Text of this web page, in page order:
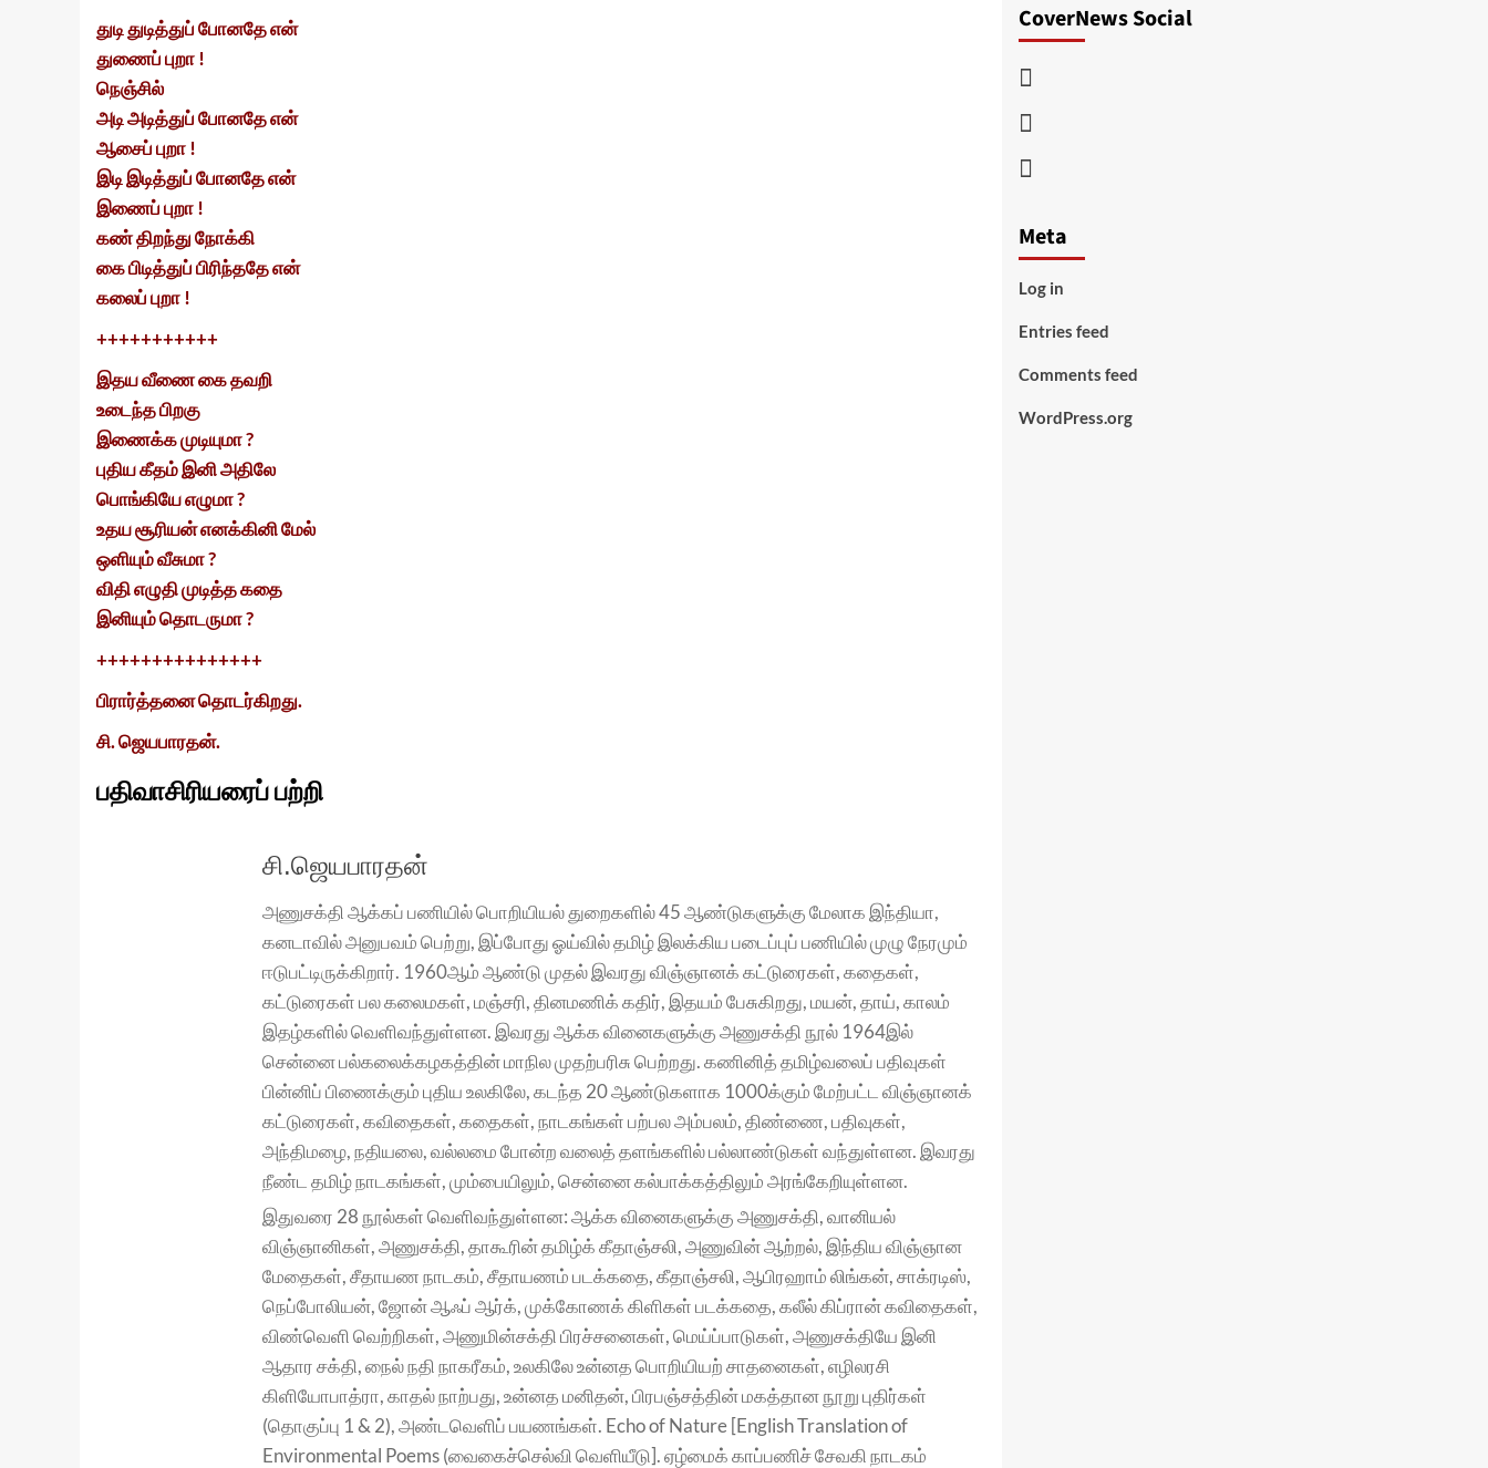
துடி துடித்துப் போனதே என்
துணைப் புறா !
நெஞ்சில்
அடி அடித்துப் போனதே என்
ஆசைப் புறா !
இடி இடித்துப் போனதே என்
இணைப் புறா !
கண் திறந்து நோக்கி
கை பிடித்துப் பிரிந்ததே என்
கலைப் புறா !
+++++++++++
இதய வீணை கை தவறி
உடைந்த பிறகு
இணைக்க முடியுமா ?
புதிய கீதம் இனி அதிலே
பொங்கியே எழுமா ?
உதய சூரியன் எனக்கினி மேல்
ஒளியும் வீசுமா ?
விதி எழுதி முடித்த கதை
இனியும் தொடருமா ?
+++++++++++++++
பிரார்த்தனை தொடர்கிறது.
சி. ஜெயபாரதன்.
பதிவாசிரியரைப் பற்றி
சி.ஜெயபாரதன்
அணுசக்தி ஆக்கப் பணியில் பொறியியல் துறைகளில் 45 ஆண்டுகளுக்கு மேலாக இந்தியா,
கனடாவில் அனுபவம் பெற்று, இப்போது ஓய்வில் தமிழ் இலக்கிய படைப்புப் பணியில் முழு நேரமும்
ஈடுபட்டிருக்கிறார். 1960ஆம் ஆண்டு முதல் இவரது விஞ்ஞானக் கட்டுரைகள், கதைகள்,
கட்டுரைகள் பல கலைமகள், மஞ்சரி, தினமணிக் கதிர், இதயம் பேசுகிறது, மயன், தாய், காலம்
இதழ்களில் வெளிவந்துள்ளன. இவரது ஆக்க வினைகளுக்கு அணுசக்தி நூல் 1964இல்
சென்னை பல்கலைக்கழகத்தின் மாநில முதற்பரிசு பெற்றது. கணினித் தமிழ்வலைப் பதிவுகள்
பின்னிப் பிணைக்கும் புதிய உலகிலே, கடந்த 20 ஆண்டுகளாக 1000க்கும் மேற்பட்ட விஞ்ஞானக்
கட்டுரைகள், கவிதைகள், கதைகள், நாடகங்கள் பற்பல அம்பலம், திண்ணை, பதிவுகள்,
அந்திமழை, நதியலை, வல்லமை போன்ற வலைத் தளங்களில் பல்லாண்டுகள் வந்துள்ளன. இவரது
நீண்ட தமிழ் நாடகங்கள், மும்பையிலும், சென்னை கல்பாக்கத்திலும் அரங்கேறியுள்ளன.
இதுவரை 28 நூல்கள் வெளிவந்துள்ளன: ஆக்க வினைகளுக்கு அணுசக்தி, வானியல்
விஞ்ஞானிகள், அணுசக்தி, தாகூரின் தமிழ்க் கீதாஞ்சலி, அணுவின் ஆற்றல், இந்திய விஞ்ஞான
மேதைகள், சீதாயண நாடகம், சீதாயணம் படக்கதை, கீதாஞ்சலி, ஆபிரஹாம் லிங்கன், சாக்ரடிஸ்,
நெப்போலியன், ஜோன் ஆஃப் ஆர்க், முக்கோணக் கிளிகள் படக்கதை, கலீல் கிப்ரான் கவிதைகள்,
விண்வெளி வெற்றிகள், அணுமின்சக்தி பிரச்சனைகள், மெய்ப்பாடுகள், அணுசக்தியே இனி
ஆதார சக்தி, நைல் நதி நாகரீகம், உலகிலே உன்னத பொறியியற் சாதனைகள், எழிலரசி
கிளியோபாத்ரா, காதல் நாற்பது, உன்னத மனிதன், பிரபஞ்சத்தின் மகத்தான நூறு புதிர்கள்
(தொகுப்பு 1 & 2), அண்டவெளிப் பயணங்கள். Echo of Nature [English Translation of
Environmental Poems (வைகைச்செல்வி வெளியீடு]. ஏழ்மைக் காப்பணிச் சேவகி நாடகம்
CoverNews Social
Meta
Log in
Entries feed
Comments feed
WordPress.org